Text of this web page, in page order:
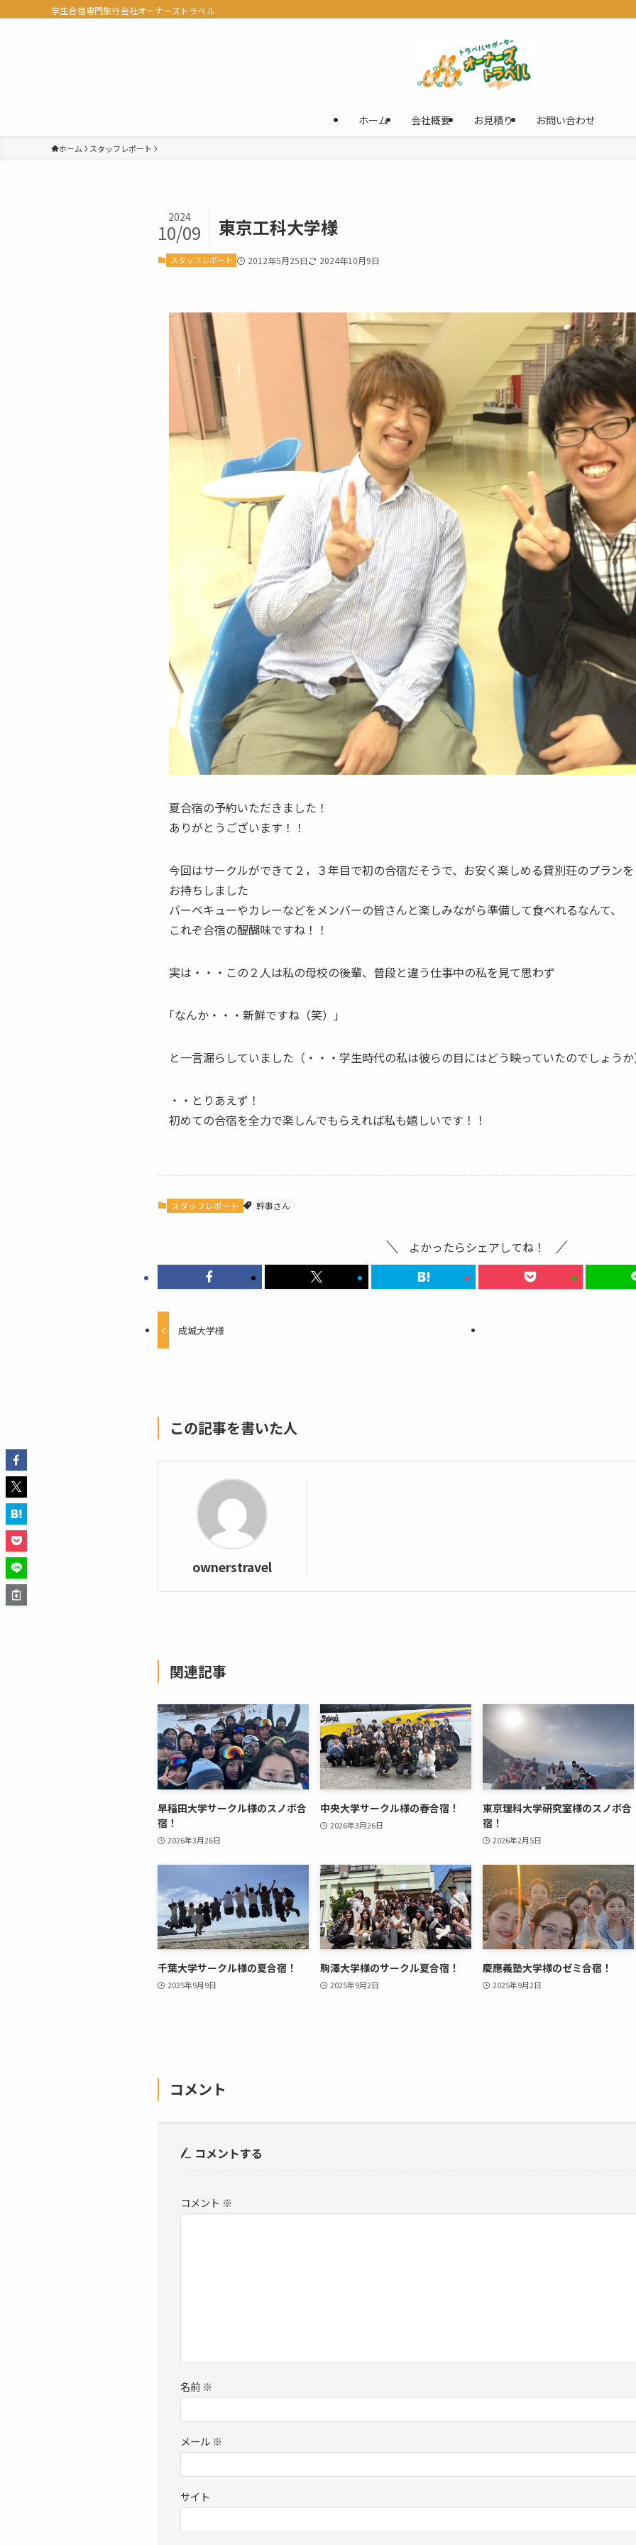
学生合宿専門旅行会社オーナーズトラベル
ホーム 会社概要 お見積り お問い合わせ
ホーム スタッフレポート
東京工科大学様
2024
10/09
スタッフレポート 2012年5月25日 2024年10月9日
夏合宿の予約いただきました！
ありがとうございます！！
今回はサークルができて２，３年目で初の合宿だそうで、お安く楽しめる貸別荘のプランを
お持ちしました
バーベキューやカレーなどをメンバーの皆さんと楽しみながら準備して食べれるなんて、
これぞ合宿の醍醐味ですね！！
実は・・・この２人は私の母校の後輩、普段と違う仕事中の私を見て思わず
｢なんか・・・新鮮ですね（笑）｣
と一言漏らしていました（・・・学生時代の私は彼らの目にはどう映っていたのでしょう
・・とりあえず！
初めての合宿を全力で楽しんでもらえれば私も嬉しいです！！
スタッフレポート 幹事さん
よかったらシェアしてね！
成城大学様
この記事を書いた人
ownerstravel
関連記事
早稲田大学サークル様のスノボ合
宿！
2026年3月26日
中央大学サークル様の春合宿！
2026年3月26日
東京理科大学研究室様のスノボ合
宿！
2026年2月5日
千葉大学サークル様の夏合宿！
2025年9月9日
駒澤大学様のサークル夏合宿！
2025年9月2日
慶應義塾大学様のゼミ合宿！
2025年9月2日
コメント
コメントする
コメント ※
名前 ※
メール ※
サイト